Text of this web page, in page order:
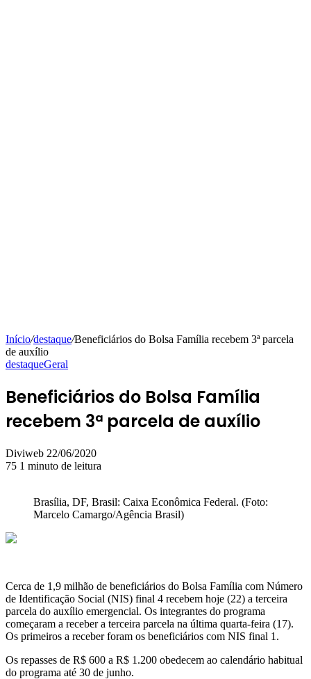
Início/destaque/Beneficiários do Bolsa Família recebem 3ª parcela
de auxílio
destaqueGeral
Beneficiários do Bolsa Família
recebem 3ª parcela de auxílio
Diviweb Mande
um
22/06/2020
75 1 minuto de leitura
Brasília, DF, Brasil: Caixa Econômica Federal. (Foto:
Marcelo Camargo/Agência Brasil)
Cerca de 1,9 milhão de beneficiários do Bolsa Família com Número
de Identificação Social (NIS) final 4 recebem hoje (22) a terceira
parcela do auxílio emergencial. Os integrantes do programa
começaram a receber a terceira parcela na última quarta-feira (17).
Os primeiros a receber foram os beneficiários com NIS final 1.
Os repasses de R$ 600 a R$ 1.200 obedecem ao calendário habitual
do programa até 30 de junho.